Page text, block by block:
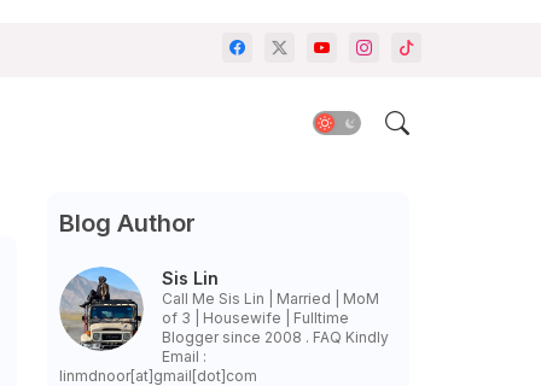
Blog Author
Sis Lin
Call Me Sis Lin | Married | MoM
of 3 | Housewife | Fulltime
Blogger since 2008 . FAQ Kindly
Email :
linmdnoor[at]gmail[dot]com